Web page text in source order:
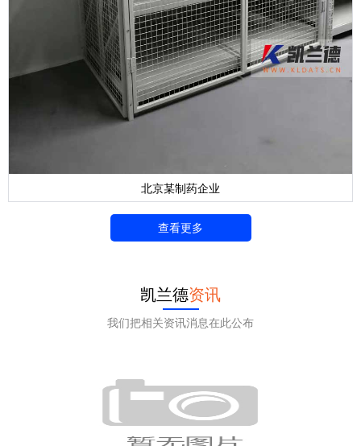
北京某制药企业
查看更多
凯兰德资讯
我们把相关资讯消息在此公布